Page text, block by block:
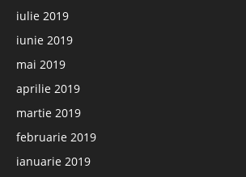
iulie 2019
iunie 2019
mai 2019
aprilie 2019
martie 2019
februarie 2019
ianuarie 2019